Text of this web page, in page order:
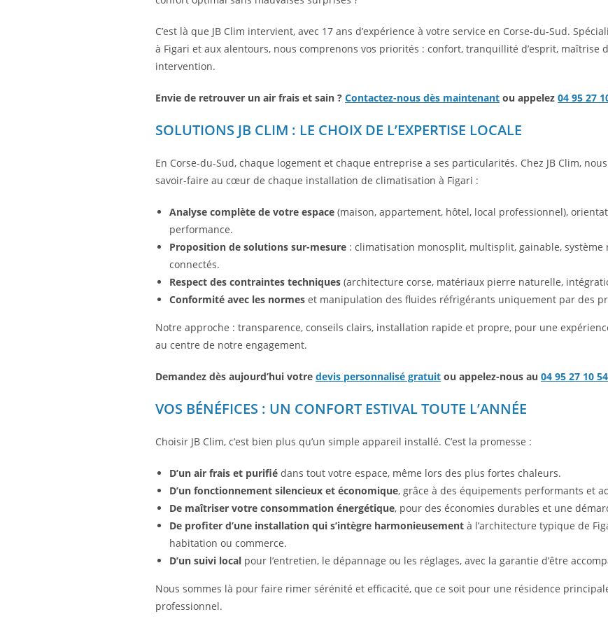
C’est là que JB Clim intervient, avec 17 ans d’expérience à votre service en Corse-du-Sud.
à Figari et aux alentours, nous comprenons vos priorités : confort, tranquillité d’esprit, maîtrise
intervention.
Envie de retrouver un air frais et sain ? Contactez-nous dès maintenant ou appelez 04 95 27
SOLUTIONS JB CLIM : LE CHOIX DE L’EXPERTISE LOCALE
En Corse-du-Sud, chaque logement et chaque entreprise a ses particularités. Chez JB Clim,
savoir-faire au cœur de chaque installation de climatisation à Figari :
Analyse complète de votre espace (maison, appartement, hôtel, local professionnel),
performance.
Proposition de solutions sur-mesure : climatisation monosplit, multisplit, gainable, système
connectés.
Respect des contraintes techniques (architecture corse, matériaux pierre naturelle,
Conformité avec les normes et manipulation des fluides réfrigérants uniquement par des
Notre approche : transparence, conseils clairs, installation rapide et propre, pour une
au centre de notre engagement.
Demandez dès aujourd’hui votre devis personnalisé gratuit ou appelez-nous au 04 95 27 10 54
VOS BÉNÉFICES : UN CONFORT ESTIVAL TOUTE L’ANNÉE
Choisir JB Clim, c’est bien plus qu’un simple appareil installé. C’est la promesse :
D’un air frais et purifié dans tout votre espace, même lors des plus fortes chaleurs.
D’un fonctionnement silencieux et économique, grâce à des équipements performants et
De maîtriser votre consommation énergétique, pour des économies durables et une
De profiter d’une installation qui s’intègre harmonieusement à l’architecture typique de
habitation ou commerce.
D’un suivi local pour l’entretien, le dépannage ou les réglages, avec la garantie d’être
Nous sommes là pour faire rimer sérénité et efficacité, que ce soit pour une résidence
professionnel.